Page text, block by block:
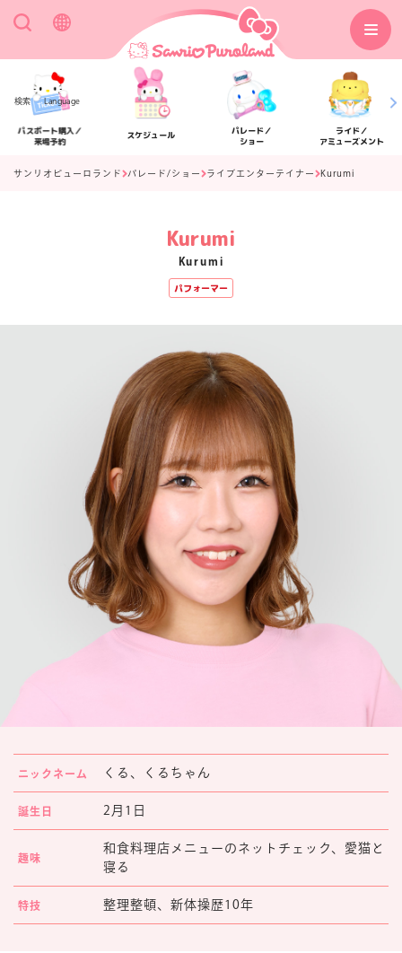
検索 Language
パスポート購入／
来場予約
スケジュール
パレード／
ショー
ライド／
アミューズメント
サービスガイド
よくあるご質問 ニュース
マイページ
サンリオピューロランド パレード/ショー ライブエンターテイナー Kurumi
Kurumi
Kurumi
パフォーマー
ニックネーム くる、くるちゃん
誕生日 2月1日
趣味
和食料理店メニューのネットチェック、愛猫と
寝る
特技 整理整頓、新体操歴10年